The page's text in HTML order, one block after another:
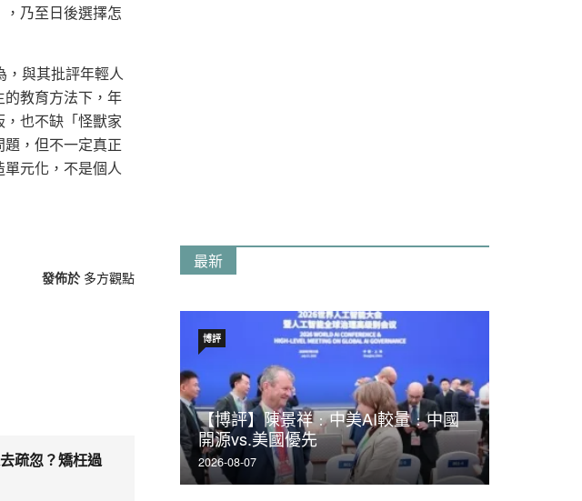
乃至日後選擇怎
與其批評年輕人
教育方法下，年
也不缺「怪獸家
，但不一定真正
元化，不是個人
發佈於 多方觀點
疏忽？矯枉過
最新
【博評】陳景祥﹕中美AI較量﹕中國
開源vs.美國優先
2026-08-07
博評